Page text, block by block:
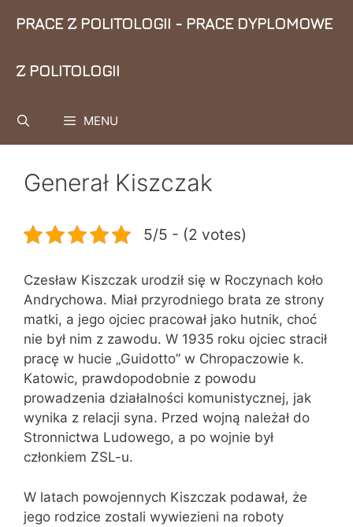
PRACE Z POLITOLOGII - PRACE DYPLOMOWE
Z POLITOLOGII
MENU
Generał Kiszczak
5/5 - (2 votes)
Czesław Kiszczak urodził się w Roczynach koło
Andrychowa. Miał przyrodniego brata ze strony
matki, a jego ojciec pracował jako hutnik, choć
nie był nim z zawodu. W 1935 roku ojciec stracił
pracę w hucie „Guidotto” w Chropaczowie k.
Katowic, prawdopodobnie z powodu
prowadzenia działalności komunistycznej, jak
wynika z relacji syna. Przed wojną należał do
Stronnictwa Ludowego, a po wojnie był
członkiem ZSL-u.
W latach powojennych Kiszczak podawał, że
jego rodzice zostali wywiezieni na roboty